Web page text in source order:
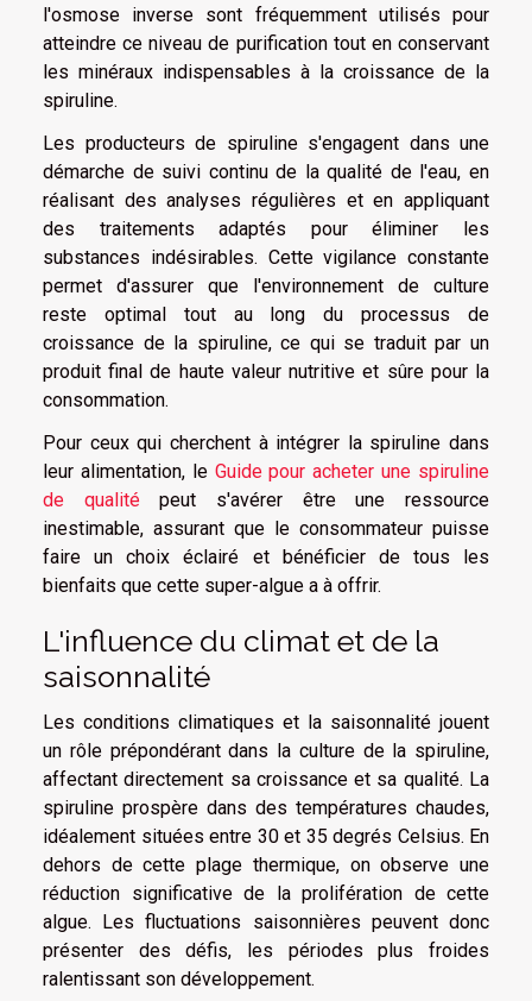
l'osmose inverse sont fréquemment utilisés pour
atteindre ce niveau de purification tout en conservant
les minéraux indispensables à la croissance de la
spiruline.
Les producteurs de spiruline s'engagent dans une
démarche de suivi continu de la qualité de l'eau, en
réalisant des analyses régulières et en appliquant
des traitements adaptés pour éliminer les
substances indésirables. Cette vigilance constante
permet d'assurer que l'environnement de culture
reste optimal tout au long du processus de
croissance de la spiruline, ce qui se traduit par un
produit final de haute valeur nutritive et sûre pour la
consommation.
Pour ceux qui cherchent à intégrer la spiruline dans
leur alimentation, le Guide pour acheter une spiruline
de qualitépeut s'avérer être une ressource
inestimable, assurant que le consommateur puisse
faire un choix éclairé et bénéficier de tous les
bienfaits que cette super-algue a à offrir.
L'influence du climat et de la
saisonnalité
Les conditions climatiques et la saisonnalité jouent
un rôle prépondérant dans la culture de la spiruline,
affectant directement sa croissance et sa qualité. La
spiruline prospère dans des températures chaudes,
idéalement situées entre 30 et 35 degrés Celsius. En
dehors de cette plage thermique, on observe une
réduction significative de la prolifération de cette
algue. Les fluctuations saisonnières peuvent donc
présenter des défis, les périodes plus froides
ralentissant son développement.